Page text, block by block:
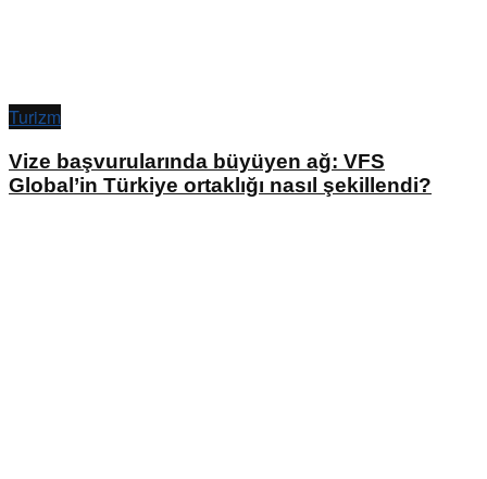
Turizm
Vize başvurularında büyüyen ağ: VFS
Global’in Türkiye ortaklığı nasıl şekillendi?